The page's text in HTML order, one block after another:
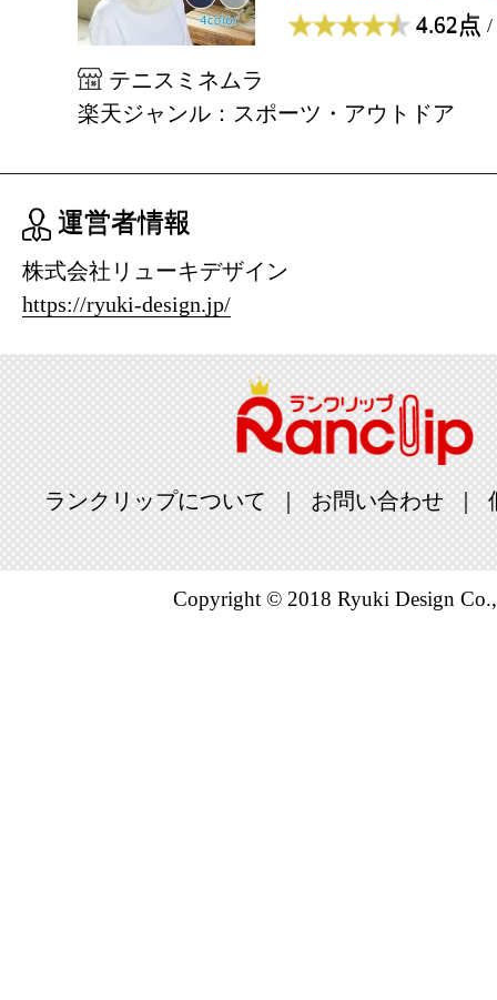
4.62点 /
テニスミネムラ
楽天ジャンル：スポーツ・アウトドア
運営者情報
株式会社リューキデザイン
https://ryuki-design.jp/
ランクリップについて お問い合わせ
Copyright © 2018 Ryuki Design